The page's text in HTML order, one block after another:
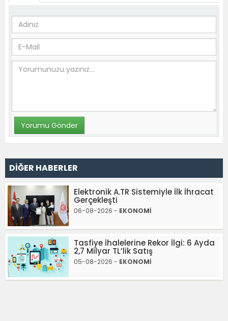
DİĞER HABERLER
Elektronik A.TR Sistemiyle İlk İhracat
Gerçekleşti
06-08-2026 - EKONOMİ
Tasfiye İhalelerine Rekor İlgi: 6 Ayda
2,7 Milyar TL’lik Satış
05-08-2026 - EKONOMİ